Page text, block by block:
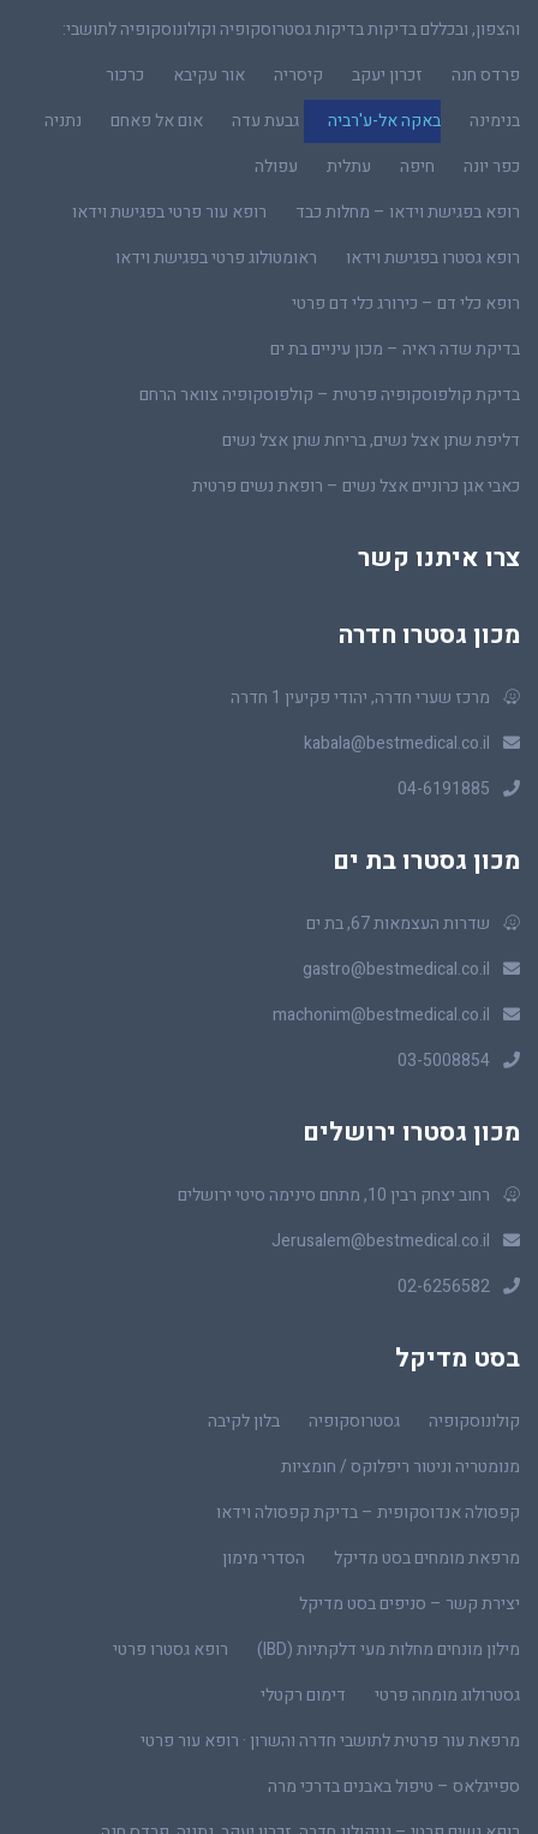
והצפון, ובכללם בדיקות בדיקות גסטרוסקופיה וקולונוסקופיה לתושבי:
פרדס חנה
זכרון יעקב קיסריה אור עקיבא
כרכור
בנימינה
באקה אל-ע'רביה גבעת עדה אום אל פאחם
נתניה
כפר יונה
חיפה עתלית
עפולה
רופא בפגישת וידאו – מחלות כבד
רופא עור פרטי בפגישת וידאו
רופא גסטרו בפגישת וידאו
ראומטולוג פרטי בפגישת וידאו
רופא כלי דם – כירורג כלי דם פרטי
בדיקת שדה ראיה – מכון עיניים בת ים
בדיקת קולפוסקופיה פרטית – קולפוסקופיה צוואר הרחם
דליפת שתן אצל נשים, בריחת שתן אצל נשים
כאבי אגן כרוניים אצל נשים – רופאת נשים פרטית
צרו איתנו קשר
מכון גסטרו חדרה
מרכז שערי חדרה, יהודי פקיעין 1 חדרה
kabala@bestmedical.co.il
04-6191885
מכון גסטרו בת ים
שדרות העצמאות 67, בת ים
gastro@bestmedical.co.il
machonim@bestmedical.co.il
03-5008854
מכון גסטרו ירושלים
רחוב יצחק רבין 10, מתחם סינימה סיטי ירושלים
Jerusalem@bestmedical.co.il
02-6256582
בסט מדיקל
קולונוסקופיה גסטרוסקופיה
בלון לקיבה
מנומטריה וניטור ריפלוקס / חומציות
קפסולה אנדוסקופית – בדיקת קפסולה וידאו
מרפאת מומחים בסט מדיקל
הסדרי מימון
יצירת קשר – סניפים בסט מדיקל
מילון מונחים מחלות מעי דלקתיות (IBD)
רופא גסטרו פרטי
גסטרולוג מומחה פרטי
דימום רקטלי
מרפאת עור פרטית לתושבי חדרה והשרון · רופא עור פרטי
ספייגלאס – טיפול באבנים בדרכי מרה